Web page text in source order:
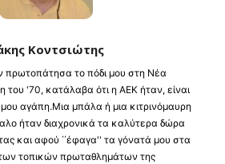
Κοντσιώτης
πρωτοπάτησα το πόδι μου στη Νέα
του '70, κατάλαβα ότι η ΑΕΚ ήταν, είναι
μου αγάπη.Μια μπάλα ή μια κιτρινόμαυρη
ήταν διαχρονικά τα καλύτερα δώρα
και αφού ΄΄έφαγα'' τα γόνατά μου στα
τοπικών πρωταθλημάτων της